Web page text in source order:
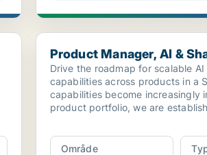
Product Manager, AI & Shared
Product Manager, AI &
Drive the roadmap for scalable
capabilities across products in a
capabilities become increasingly
product portfolio, we are
Område